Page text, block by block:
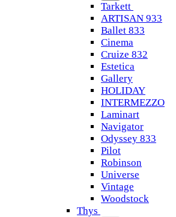
Tarkett
ARTISAN 933
Ballet 833
Cinema
Cruize 832
Estetica
Gallery
HOLIDAY
INTERMEZZO
Laminart
Navigator
Odyssey 833
Pilot
Robinson
Universe
Vintage
Woodstock
Thys